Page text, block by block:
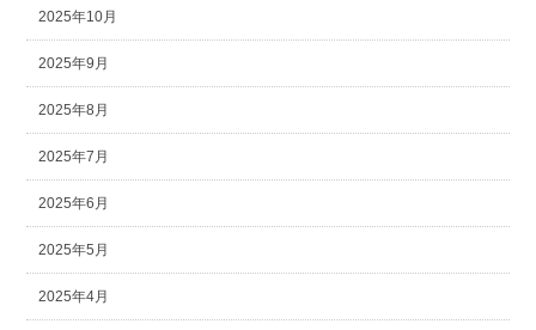
2025年10月
2025年9月
2025年8月
2025年7月
2025年6月
2025年5月
2025年4月